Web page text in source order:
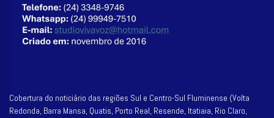
Cobertura do noticiário das regiões Sul e Centro-Sul Fluminense (Volta
Redonda, Barra Mansa, Quatis, Porto Real, Resende, Itatiaia, Rio Claro,